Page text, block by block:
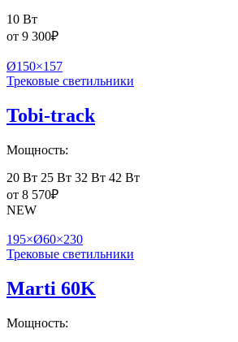
10 Вт
от 9 300₽
Ø150×157
Трековые светильники
Tobi-track
Мощность:
20 Вт 25 Вт 32 Вт 42 Вт
от 8 570₽
NEW
195×Ø60×230
Трековые светильники
Marti 60K
Мощность: